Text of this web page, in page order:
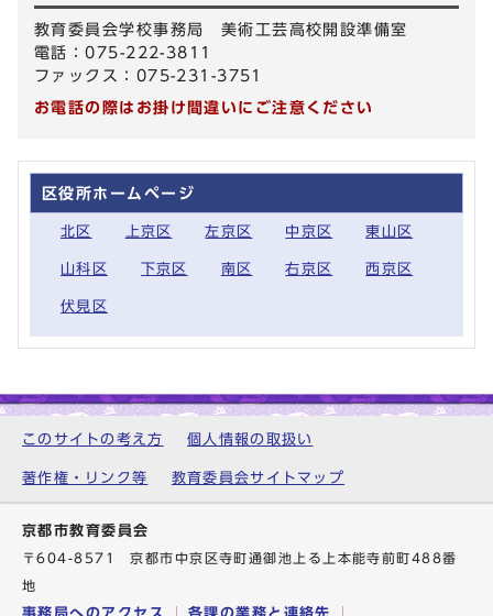
教育委員会学校事務局 美術工芸高校開設準備室
電話：075-222-3811
ファックス：075-231-3751
お電話の際はお掛け間違いにご注意ください
区役所ホームページ
北区 上京区 左京区 中京区 東山区
山科区 下京区 南区 右京区 西京区
伏見区
このサイトの考え方 個人情報の取扱い
著作権・リンク等 教育委員会サイトマップ
京都市教育委員会
〒604-8571 京都市中京区寺町通御池上る上本能寺前町488番
地
事務局へのアクセス 各課の業務と連絡先